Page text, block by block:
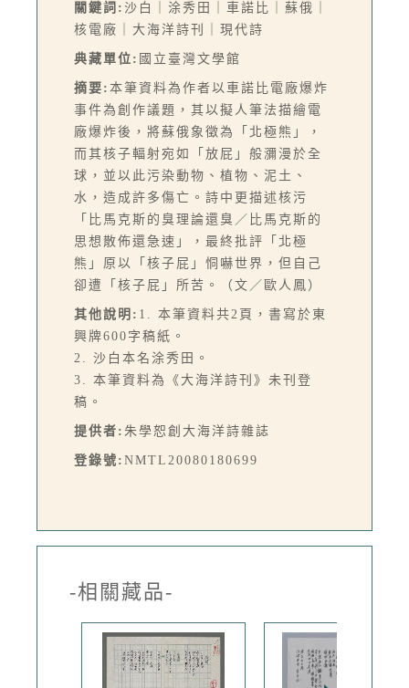
關鍵詞: 沙白｜涂秀田｜車諾比｜蘇俄｜
核電廠｜大海洋詩刊｜現代詩
典藏單位: 國立臺灣文學館
摘要: 本筆資料為作者以車諾比電廠爆炸
事件為創作議題，其以擬人筆法描繪電
廠爆炸後，將蘇俄象徵為「北極熊」，
而其核子輻射宛如「放屁」般瀰漫於全
球，並以此污染動物、植物、泥土、
水，造成許多傷亡。詩中更描述核污
「比馬克斯的臭理論還臭／比馬克斯的
思想散佈還急速」，最終批評「北極
熊」原以「核子屁」恫嚇世界，但自己
卻遭「核子屁」所苦。（文／歐人鳳）
其他說明: 1. 本筆資料共2頁，書寫於東
興牌600字稿紙。
2. 沙白本名涂秀田。
3. 本筆資料為《大海洋詩刊》未刊登
稿。
提供者: 朱學恕創大海洋詩雜誌
登錄號: NMTL20080180699
-相關藏品-